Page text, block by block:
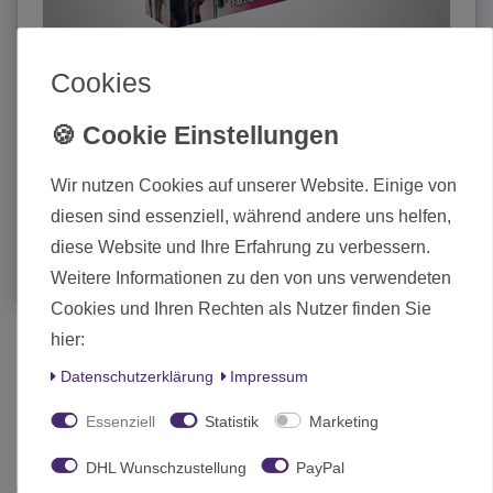
Bushido Jung Pirates Faction Starter Set
39,00 € *
In den Warenkorb
inkl. MwSt.zzgl.Versand
Jung Pirates - Mit den Landratten auf
Cookies
Wir nutzen Cookies auf unserer Website. Einige von
diesen sind essenziell, während andere uns helfen,
diese Website und Ihre Erfahrung zu verbessern.
Weitere Informationen zu den von uns verwendeten
Cookies und Ihren Rechten als Nutzer finden Sie
hier:
Daten­schutz­erklärung Impressum
Essenziell Statistik Marketing
DHL Wunschzustellung PayPal